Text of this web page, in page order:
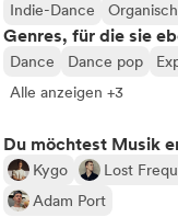
Indie-Dance
Genres, für die sie
Dance Dance pop
Alle anzeigen +3
Du möchtest Musik
Kygo Lost
Adam Port